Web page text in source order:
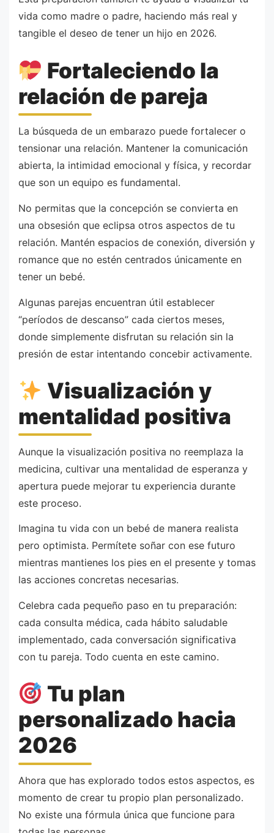
vida como madre o padre, haciendo más real y
tangible el deseo de tener un hijo en 2026.
Fortaleciendo la
relación de pareja
La búsqueda de un embarazo puede fortalecer o
tensionar una relación. Mantener la comunicación
abierta, la intimidad emocional y física, y recordar
que son un equipo es fundamental.
No permitas que la concepción se convierta en
una obsesión que eclipsa otros aspectos de tu
relación. Mantén espacios de conexión, diversión y
romance que no estén centrados únicamente en
tener un bebé.
Algunas parejas encuentran útil establecer
“períodos de descanso” cada ciertos meses,
donde simplemente disfrutan su relación sin la
presión de estar intentando concebir activamente.
Visualización y
mentalidad positiva
Aunque la visualización positiva no reemplaza la
medicina, cultivar una mentalidad de esperanza y
apertura puede mejorar tu experiencia durante
este proceso.
Imagina tu vida con un bebé de manera realista
pero optimista. Permítete soñar con ese futuro
mientras mantienes los pies en el presente y tomas
las acciones concretas necesarias.
Celebra cada pequeño paso en tu preparación:
cada consulta médica, cada hábito saludable
implementado, cada conversación significativa
con tu pareja. Todo cuenta en este camino.
Tu plan
personalizado hacia
2026
Ahora que has explorado todos estos aspectos, es
momento de crear tu propio plan personalizado.
No existe una fórmula única que funcione para